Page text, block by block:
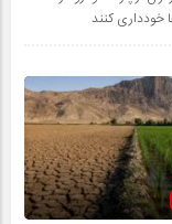
خودداری کنند